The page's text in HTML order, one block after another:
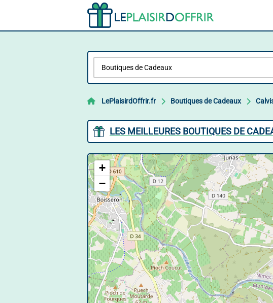
LePlaisirdOffrir.fr Boutiques de Cadeaux
LES MEILLEURES BOUTIQUES DE
+
−